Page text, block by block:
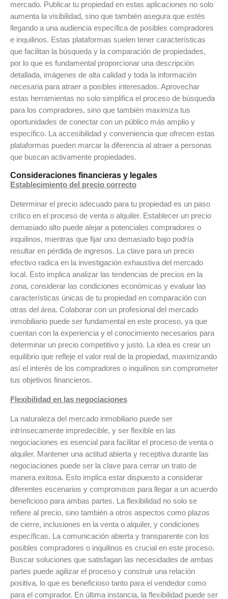
mercado. Publicar tu propiedad en estas aplicaciones no solo
aumenta la visibilidad, sino que también asegura que estés
llegando a una audiencia específica de posibles compradores
e inquilinos. Estas plataformas suelen tener características
que facilitan la búsqueda y la comparación de propiedades,
por lo que es fundamental proporcionar una descripción
detallada, imágenes de alta calidad y toda la información
necesaria para atraer a posibles interesados. Aprovechar
estas herramientas no solo simplifica el proceso de búsqueda
para los compradores, sino que también maximiza tus
oportunidades de conectar con un público más amplio y
específico. La accesibilidad y conveniencia que ofrecen estas
plataformas pueden marcar la diferencia al atraer a personas
que buscan activamente propiedades.
Consideraciones financieras y legales
Establecimiento del precio correcto
Determinar el precio adecuado para tu propiedad es un paso
crítico en el proceso de venta o alquiler. Establecer un precio
demasiado alto puede alejar a potenciales compradores o
inquilinos, mientras que fijar uno demasiado bajo podría
resultar en pérdida de ingresos. La clave para un precio
efectivo radica en la investigación exhaustiva del mercado
local. Esto implica analizar las tendencias de precios en la
zona, considerar las condiciones económicas y evaluar las
características únicas de tu propiedad en comparación con
otras del área. Colaborar con un profesional del mercado
inmobiliario puede ser fundamental en este proceso, ya que
cuentan con la experiencia y el conocimiento necesarios para
determinar un precio competitivo y justo. La idea es crear un
equilibrio que refleje el valor real de la propiedad, maximizando
así el interés de los compradores o inquilinos sin comprometer
tus objetivos financieros.
Flexibilidad en las negociaciones
La naturaleza del mercado inmobiliario puede ser
intrínsecamente impredecible, y ser flexible en las
negociaciones es esencial para facilitar el proceso de venta o
alquiler. Mantener una actitud abierta y receptiva durante las
negociaciones puede ser la clave para cerrar un trato de
manera exitosa. Esto implica estar dispuesto a considerar
diferentes escenarios y compromisos para llegar a un acuerdo
beneficioso para ambas partes. La flexibilidad no solo se
refiere al precio, sino también a otros aspectos como plazos
de cierre, inclusiones en la venta o alquiler, y condiciones
específicas. La comunicación abierta y transparente con los
posibles compradores o inquilinos es crucial en este proceso.
Buscar soluciones que satisfagan las necesidades de ambas
partes puede agilizar el proceso y construir una relación
positiva, lo que es beneficioso tanto para el vendedor como
para el comprador. En última instancia, la flexibilidad puede ser